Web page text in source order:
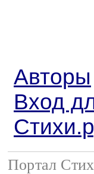
Авторы
Вход
Портал